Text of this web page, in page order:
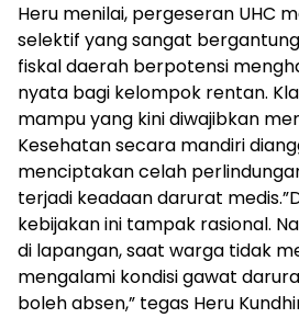
Heru menilai, pergeseran UHC
selektif yang sangat
fiskal daerah berpotensi
nyata bagi kelompok rentan.
mampu yang kini diwajibkan
Kesehatan secara mandiri
menciptakan celah
terjadi keadaan darurat
kebijakan ini tampak rasional.
di lapangan, saat warga tidak
mengalami kondisi gawat
boleh absen,” tegas Heru